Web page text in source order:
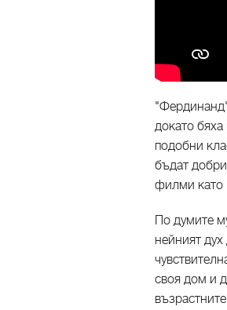
докато
подобни
бъдат
филми като
По думите
нейният
своя дом и